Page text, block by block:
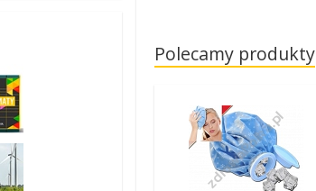
Polecamy produkty